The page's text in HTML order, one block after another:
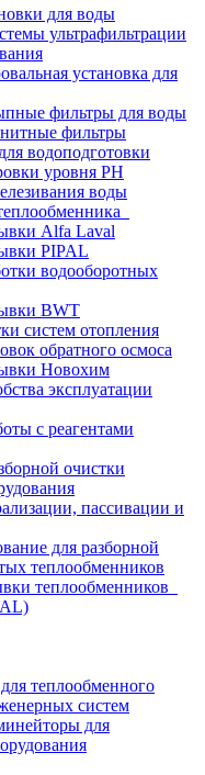
для воды
ультрафильтрации
установка для
фильтры для воды
фильтры
водоподготовки
уровня PH
воды
Alfa Laval
PIPAL
водооборотных
BWT
систем отопления
обратного осмоса
Новохим
эксплуатации
с реагентами
очистки
пассивации и
для разборной
теплообменников
теплообменников
теплообменного
систем
для